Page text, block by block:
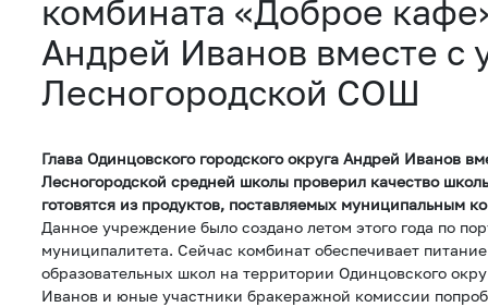
комбината «Доброе
Андрей Иванов вместе с
Лесногородской СОШ
Глава Одинцовского городского округа Андрей Иванов
Лесногородской средней школы проверил качество
готовятся из продуктов, поставляемых муниципальным
Данное учреждение было создано летом этого года по
муниципалитета. Сейчас комбинат обеспечивает
образовательных школ на территории Одинцовского
Иванов и юные участники бракеражной комиссии